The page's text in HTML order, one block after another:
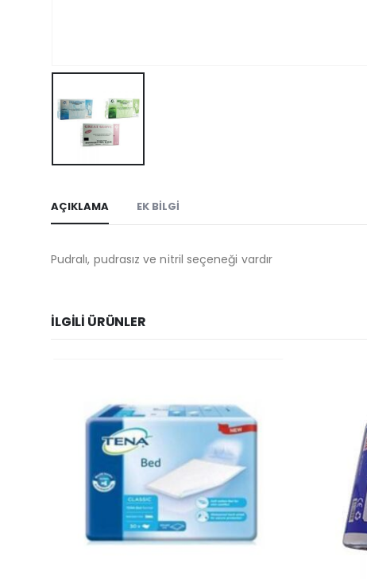
AÇIKLAMA EK BILGI
Pudralı, pudrasız ve nitril seçeneği vardır
İLGILI ÜRÜNLER